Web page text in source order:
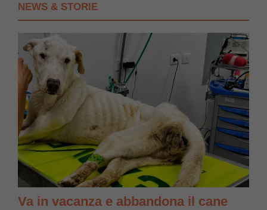
NEWS & STORIE
Va in vacanza e abbandona il cane